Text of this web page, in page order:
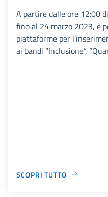
A partire dalle ore 12:00
fino al 24 marzo 2023, è
piattaforme per
ai bandi “Inclusione”,
SCOPRI TUTTO